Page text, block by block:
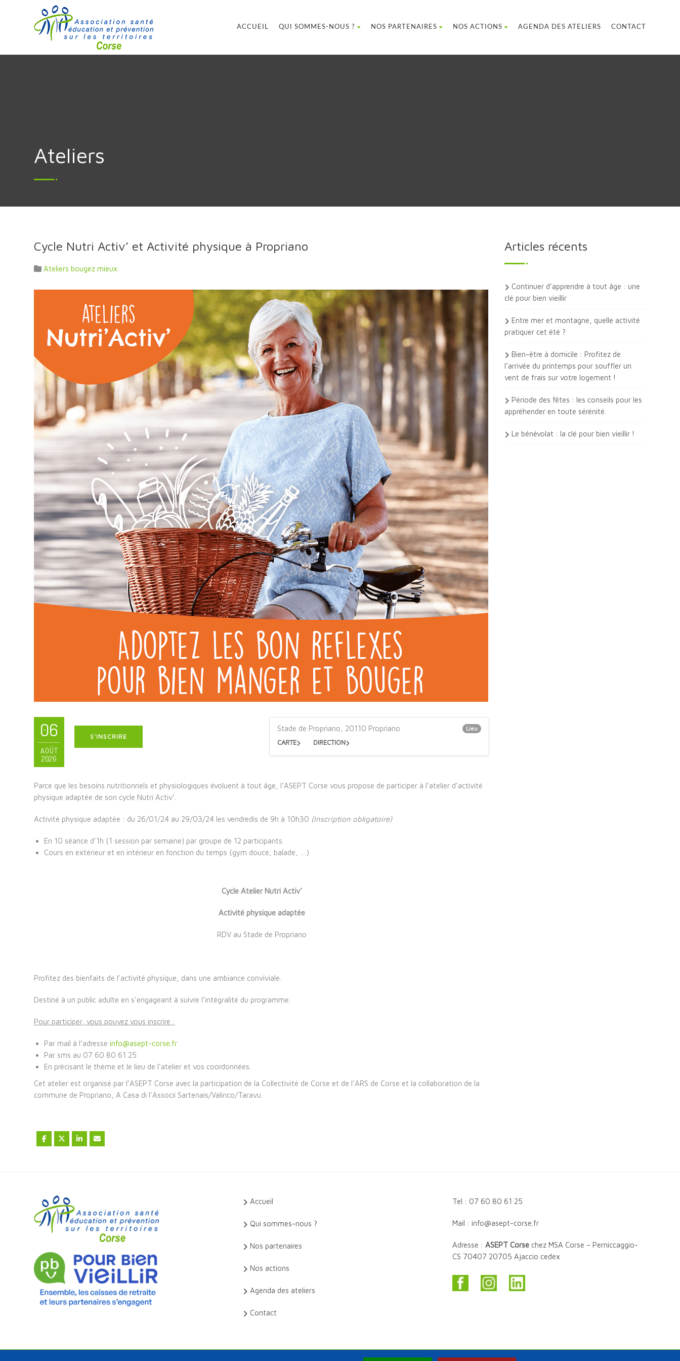
ACCUEIL QUI SOMMES-NOUS ? NOS PARTENAIRES NOS ACTIONS AGENDA DES ATELIERS CONTACT
Ateliers
Cycle Nutri Activ’ et Activité physique à Propriano
Ateliers bougez mieux
06
AOÛT
2026
S'INSCRIRE
Stade de Propriano, 20110 Propriano Lieu
CARTE DIRECTION
Parce que les besoins nutritionnels et physiologiques évoluent à tout âge, l’ASEPT Corse vous propose de participer à l’atelier d’activité
physique adaptée de son cycle Nutri Activ’.
Activité physique adaptée : du 26/01/24 au 29/03/24 les vendredis de 9h à 10h30 (Inscription obligatoire)
En 10 séance d’1h (1 session par semaine) par groupe de 12 participants.
Cours en extérieur et en intérieur en fonction du temps (gym douce, balade, …)
Cycle Atelier Nutri Activ’
Activité physique adaptée
RDV au Stade de Propriano
Profitez des bienfaits de l’activité physique, dans une ambiance conviviale.
Destiné à un public adulte en s’engageant à suivre l’intégralité du programme.
Pour participer, vous pouvez vous inscrire :
Par mail à l’adresse info@asept-corse.fr
Par sms au 07 60 80 61 25
En précisant le thème et le lieu de l’atelier et vos coordonnées.
Cet atelier est organisé par l’ASEPT Corse avec la participation de la Collectivité de Corse et de l’ARS de Corse et la collaboration de la
commune de Propriano, A Casa di l’Associi Sartenais/Valinco/Taravu.
Articles récents
Continuer d’apprendre à tout âge : une
clé pour bien vieillir
Entre mer et montagne, quelle activité
pratiquer cet été ?
Bien-être à domicile : Profitez de
l’arrivée du printemps pour souffler un
vent de frais sur votre logement !
Période des fêtes : les conseils pour les
appréhender en toute sérénité.
Le bénévolat : la clé pour bien vieillir !
Accueil
Qui sommes-nous ?
Nos partenaires
Nos actions
Agenda des ateliers
Contact
Tel : 07 60 80 61 25
Mail : info@asept-corse.fr
Adresse : ASEPT Corsechez MSA Corse – Perniccaggio-
CS 70407 20705 Ajaccio cedex